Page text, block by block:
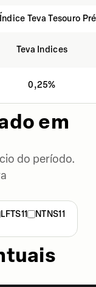
Teva Tesouro
Teva Indices
0,25%
em
do período.
LFTS11
NTNS11